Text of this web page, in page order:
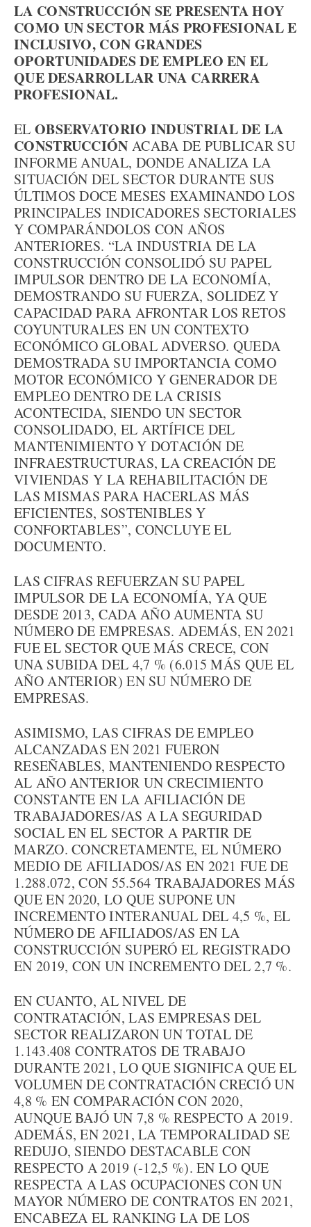
LA CONSTRUCCIÓN SE PRESENTA HOY
COMO UN SECTOR MÁS PROFESIONAL E
INCLUSIVO, CON GRANDES
OPORTUNIDADES DE EMPLEO EN EL
QUE DESARROLLAR UNA CARRERA
PROFESIONAL.
EL OBSERVATORIO INDUSTRIAL DE LA
CONSTRUCCIÓN ACABA DE PUBLICAR SU
INFORME ANUAL, DONDE ANALIZA LA
SITUACIÓN DEL SECTOR DURANTE SUS
ÚLTIMOS DOCE MESES EXAMINANDO LOS
PRINCIPALES INDICADORES SECTORIALES
Y COMPARÁNDOLOS CON AÑOS
ANTERIORES. “LA INDUSTRIA DE LA
CONSTRUCCIÓN CONSOLIDÓ SU PAPEL
IMPULSOR DENTRO DE LA ECONOMÍA,
DEMOSTRANDO SU FUERZA, SOLIDEZ Y
CAPACIDAD PARA AFRONTAR LOS RETOS
COYUNTURALES EN UN CONTEXTO
ECONÓMICO GLOBAL ADVERSO. QUEDA
DEMOSTRADA SU IMPORTANCIA COMO
MOTOR ECONÓMICO Y GENERADOR DE
EMPLEO DENTRO DE LA CRISIS
ACONTECIDA, SIENDO UN SECTOR
CONSOLIDADO, EL ARTÍFICE DEL
MANTENIMIENTO Y DOTACIÓN DE
INFRAESTRUCTURAS, LA CREACIÓN DE
VIVIENDAS Y LA REHABILITACIÓN DE
LAS MISMAS PARA HACERLAS MÁS
EFICIENTES, SOSTENIBLES Y
CONFORTABLES”, CONCLUYE EL
DOCUMENTO.
LAS CIFRAS REFUERZAN SU PAPEL
IMPULSOR DE LA ECONOMÍA, YA QUE
DESDE 2013, CADA AÑO AUMENTA SU
NÚMERO DE EMPRESAS. ADEMÁS, EN 2021
FUE EL SECTOR QUE MÁS CRECE, CON
UNA SUBIDA DEL 4,7 % (6.015 MÁS QUE EL
AÑO ANTERIOR) EN SU NÚMERO DE
EMPRESAS.
ASIMISMO, LAS CIFRAS DE EMPLEO
ALCANZADAS EN 2021 FUERON
RESEÑABLES, MANTENIENDO RESPECTO
AL AÑO ANTERIOR UN CRECIMIENTO
CONSTANTE EN LA AFILIACIÓN DE
TRABAJADORES/AS A LA SEGURIDAD
SOCIAL EN EL SECTOR A PARTIR DE
MARZO. CONCRETAMENTE, EL NÚMERO
MEDIO DE AFILIADOS/AS EN 2021 FUE DE
1.288.072, CON 55.564 TRABAJADORES MÁS
QUE EN 2020, LO QUE SUPONE UN
INCREMENTO INTERANUAL DEL 4,5 %, EL
NÚMERO DE AFILIADOS/AS EN LA
CONSTRUCCIÓN SUPERÓ EL REGISTRADO
EN 2019, CON UN INCREMENTO DEL 2,7 %.
EN CUANTO, AL NIVEL DE
CONTRATACIÓN, LAS EMPRESAS DEL
SECTOR REALIZARON UN TOTAL DE
1.143.408 CONTRATOS DE TRABAJO
DURANTE 2021, LO QUE SIGNIFICA QUE EL
VOLUMEN DE CONTRATACIÓN CRECIÓ UN
4,8 % EN COMPARACIÓN CON 2020,
AUNQUE BAJÓ UN 7,8 % RESPECTO A 2019.
ADEMÁS, EN 2021, LA TEMPORALIDAD SE
REDUJO, SIENDO DESTACABLE CON
RESPECTO A 2019 (-12,5 %). EN LO QUE
RESPECTA A LAS OCUPACIONES CON UN
MAYOR NÚMERO DE CONTRATOS EN 2021,
ENCABEZA EL RANKING LA DE LOS